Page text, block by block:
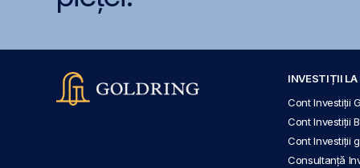
INVESTIȚII LA
Cont Investiții
Cont Investiții
Cont Investiții
Consultanță